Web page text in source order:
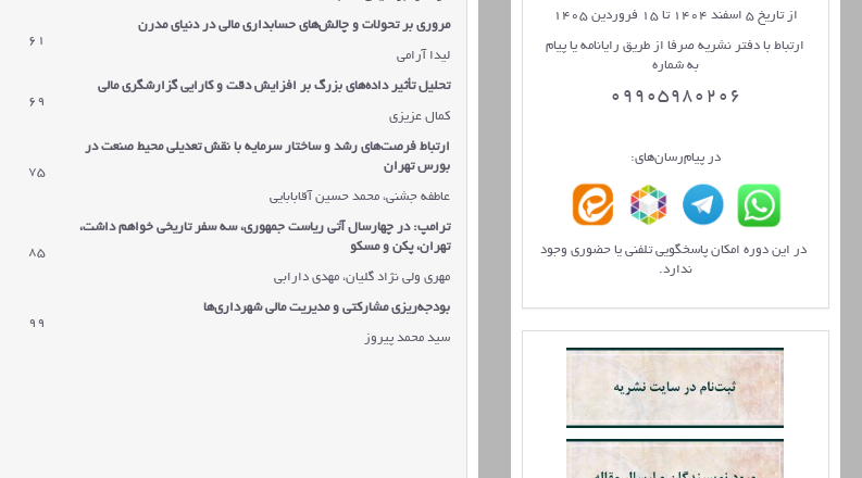
از تاریخ 5 اسفند 1404 تا 15 فروردین 1405
ارتباط با دفتر نشریه صرفا از طریق رایانامه یا پیام
به شماره
09905980206
در پیام‌رسان‌های:
در این دوره امکان پاسخگویی تلفنی یا حضوری وجود
ندارد.
مروری بر تحولات و چالش‌های حسابداری مالی در دنیای مدرن
61
لیدا آرامی
تحلیل تأثیر داده‌های بزرگ بر افزایش دقت و کارایی گزارشگری مالی
69
کمال عزیزی
ارتباط فرصت‌های رشد و ساختار سرمایه با نقش تعدیلی محیط صنعت در
بورس تهران
75
عاطفه جشنی، محمد حسین آقابابایی
ترامپ: در چهارسال آتی ریاست جمهوری، سه سفر تاریخی خواهم داشت،
تهران، پکن و مسکو
85
مهری ولی نژاد گلیان، مهدی دارابی
بودجه‌ریزی مشارکتی و مدیریت مالی شهرداری‌ها
99
سید محمد پیروز